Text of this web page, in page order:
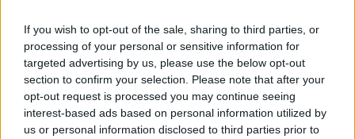
If you wish to opt-out of the sale, sharing to third parties, or
processing of your personal or sensitive information for
targeted advertising by us, please use the below opt-out
section to confirm your selection. Please note that after your
opt-out request is processed you may continue seeing
interest-based ads based on personal information utilized by
us or personal information disclosed to third parties prior to
Artigo anterior Próximo artigo